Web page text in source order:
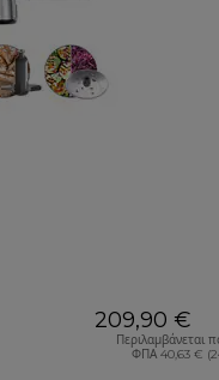
209,90 €
Περιλαμβάνεται
ΦΠΑ 40,63 €